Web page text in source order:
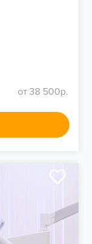
от 38 500р.